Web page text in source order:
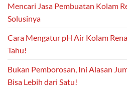
Mencari Jasa Pembuatan Kolam
Solusinya
Cara Mengatur pH Air Kolam
Tahu!
Bukan Pemborosan, Ini Alasan
Bisa Lebih dari Satu!